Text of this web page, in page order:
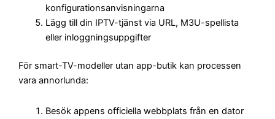
konfigurationsanvisningarna
Lägg till din IPTV-tjänst via URL, M3U-spellista
eller inloggningsuppgifter
För smart-TV-modeller utan app-butik kan processen
vara annorlunda:
Besök appens officiella webbplats från en dator